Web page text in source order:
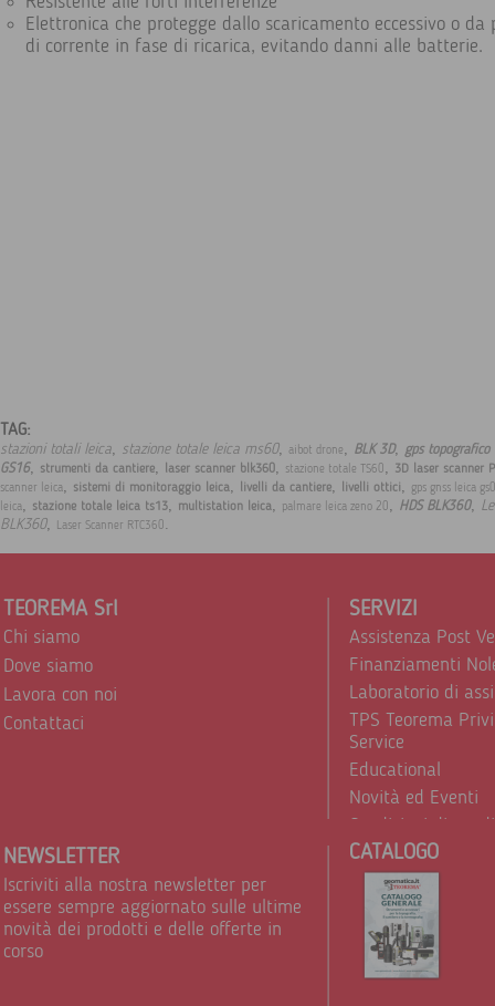
Elettronica che protegge dallo scaricamento eccessivo o da
di corrente in fase di ricarica, evitando danni alle batterie.
TAG:
stazioni totali leica, stazione totale leica ms60, aibot drone, BLK 3D, gps topografico
GS16, strumenti da cantiere, laser scanner blk360, stazione totale TS60, 3D laser scanner
scanner leica, sistemi di monitoraggio leica, livelli da cantiere, livelli ottici,
gps gnss leica
leica, stazione totale leica ts13, multistation leica, palmare leica zeno 20, HDS BLK360,
BLK360, Laser Scanner RTC360.
TEOREMA Srl
Chi siamo
Dove siamo
Lavora con noi
Contattaci
SERVIZI
Assistenza Post
Finanziamenti
Laboratorio di
TPS Teorema
Service
Educational
Novità ed Eventi
Condizioni di
Trattamento dei
NEWSLETTER
Iscriviti alla nostra newsletter per
essere sempre aggiornato sulle ultime
novità dei prodotti e delle offerte in
corso
CATALOGO